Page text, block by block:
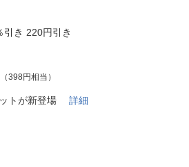
ト
問合せ
引き 220円引き
（398円相当）
ットが新登場詳細